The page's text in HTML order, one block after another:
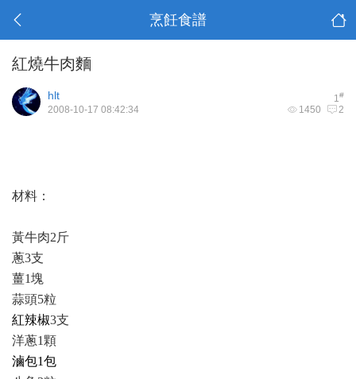
烹飪食譜
紅燒牛肉麵
1#
hlt
1450 2
2008-10-17 08:42:34
材料：
黃牛肉2斤
蔥3支
薑1塊
蒜頭5粒
紅辣椒3支
洋蔥1顆
滷包1包